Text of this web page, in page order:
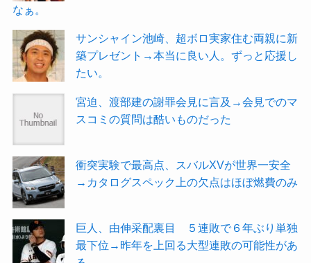
なぁ。
サンシャイン池崎、超ボロ実家住む両親に新
築プレゼント→本当に良い人。ずっと応援し
たい。
宮迫、渡部建の謝罪会見に言及→会見でのマ
スコミの質問は酷いものだった
衝突実験で最高点、スバルXVが世界一安全
→カタログスペック上の欠点はほぼ燃費のみ
巨人、由伸采配裏目 ５連敗で６年ぶり単独
最下位→昨年を上回る大型連敗の可能性があ